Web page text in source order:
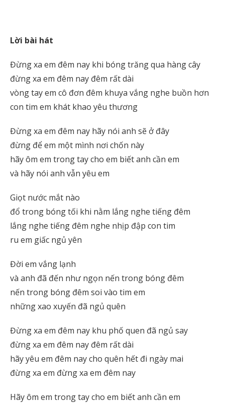
Lời bài hát
Đừng xa em đêm nay khi bóng trăng qua hàng cây
đừng xa em đêm nay đêm rất dài
vòng tay em cô đơn đêm khuya vắng nghe buồn hơn
con tim em khát khao yêu thương
Đừng xa em đêm nay hãy nói anh sẽ ở đây
đừng để em một mình nơi chốn này
hãy ôm em trong tay cho em biết anh cần em
và hãy nói anh vẫn yêu em
Giọt nước mắt nào
đổ trong bóng tối khi nằm lắng nghe tiếng đêm
lắng nghe tiếng đêm nghe nhịp đập con tim
ru em giấc ngủ yên
Đời em vắng lạnh
và anh đã đến như ngọn nến trong bóng đêm
nến trong bóng đêm soi vào tim em
những xao xuyến đã ngủ quên
Đừng xa em đêm nay khu phố quen đã ngủ say
đừng xa em đêm nay đêm rất dài
hãy yêu em đêm nay cho quên hết đi ngày mai
đừng xa em đừng xa em đêm nay
Hãy ôm em trong tay cho em biết anh cần em